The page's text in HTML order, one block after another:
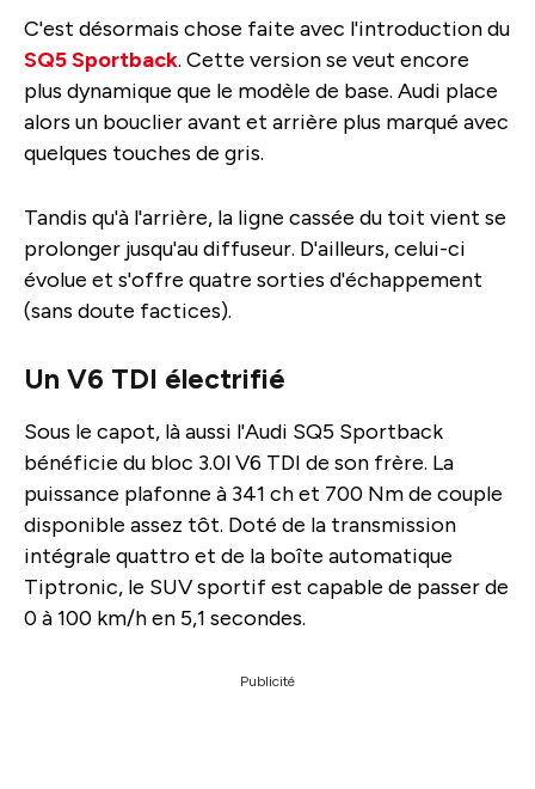
C'est désormais chose faite avec l'introduction du
SQ5 Sportback. Cette version se veut encore
plus dynamique que le modèle de base. Audi place
alors un bouclier avant et arrière plus marqué avec
quelques touches de gris.
Tandis qu'à l'arrière, la ligne cassée du toit vient se
prolonger jusqu'au diffuseur. D'ailleurs, celui-ci
évolue et s'offre quatre sorties d'échappement
(sans doute factices).
Un V6 TDI électrifié
Sous le capot, là aussi l'Audi SQ5 Sportback
bénéficie du bloc 3.0l V6 TDI de son frère. La
puissance plafonne à 341 ch et 700 Nm de couple
disponible assez tôt. Doté de la transmission
intégrale quattro et de la boîte automatique
Tiptronic, le SUV sportif est capable de passer de
0 à 100 km/h en 5,1 secondes.
Publicité